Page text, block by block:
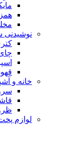
نوشیدنی
خانه و
لوازم